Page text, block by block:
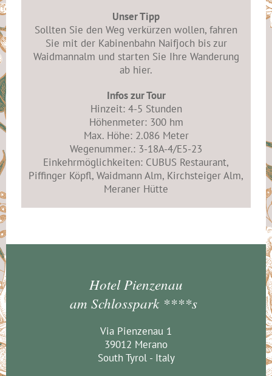
Unser Tipp
Sollten Sie den Weg verkürzen wollen, fahren
Sie mit der Kabinenbahn Naifjoch bis zur
Waidmannalm und starten Sie Ihre Wanderung
ab hier.
Infos zur Tour
Hinzeit: 4-5 Stunden
Höhenmeter: 300 hm
Max. Höhe: 2.086 Meter
Wegenummer.: 3-18A-4/E5-23
Einkehrmöglichkeiten: CUBUS Restaurant,
Piffinger Köpfl, Waidmann Alm, Kirchsteiger Alm,
Meraner Hütte
Hotel Pienzenau
am Schlosspark ****s
Via Pienzenau 1
39012 Merano
South Tyrol - Italy